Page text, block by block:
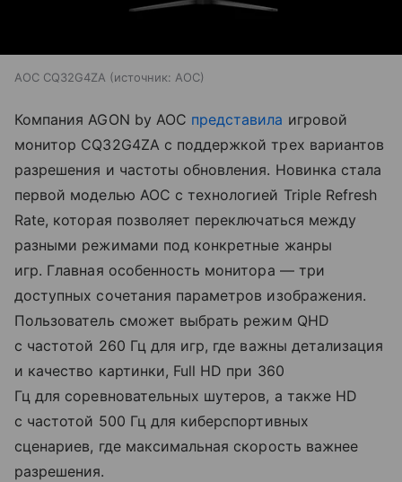
AOC CQ32G4ZA источник: AOC
Компания AGON by AOC представила игровой
монитор CQ32G4ZA с поддержкой трех вариантов
разрешения и частоты обновления. Новинка стала
первой моделью AOC с технологией Triple Refresh
Rate, которая позволяет переключаться между
разными режимами под конкретные жанры
игр. Главная особенность монитора — три
доступных сочетания параметров изображения.
Пользователь сможет выбрать режим QHD
с частотой 260 Гц для игр, где важны детализация
и качество картинки, Full HD при 360
Гц для соревновательных шутеров, а также HD
с частотой 500 Гц для киберспортивных
сценариев, где максимальная скорость важнее
разрешения.